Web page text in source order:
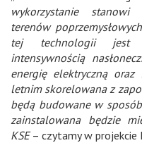
wykorzystanie stanowi
terenów
tej technologii jest
intensywnością
energię elektryczną
letnim skorelowana z
będą budowane w
zainstalowana będzie
KSE– czytamy w projekcie